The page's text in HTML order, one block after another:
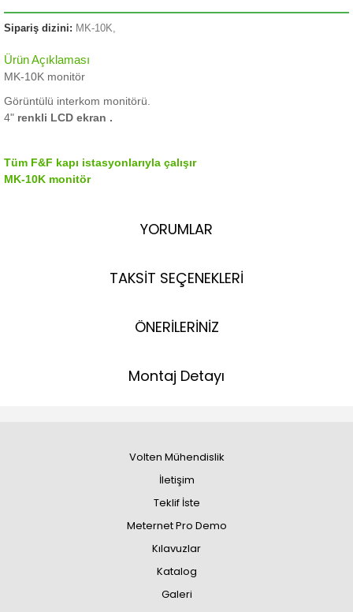
Sipariş dizini: MK-10K,
Ürün Açıklaması
MK-10K monitör
Görüntülü interkom monitörü.
4" renkli LCD ekran .
Tüm F&F kapı istasyonlarıyla çalışır
MK-10K monitör
YORUMLAR
TAKSİT SEÇENEKLERİ
ÖNERİLERİNİZ
Montaj Detayı
Volten Mühendislik
İletişim
Teklif İste
Meternet Pro Demo
Kılavuzlar
Katalog
Galeri